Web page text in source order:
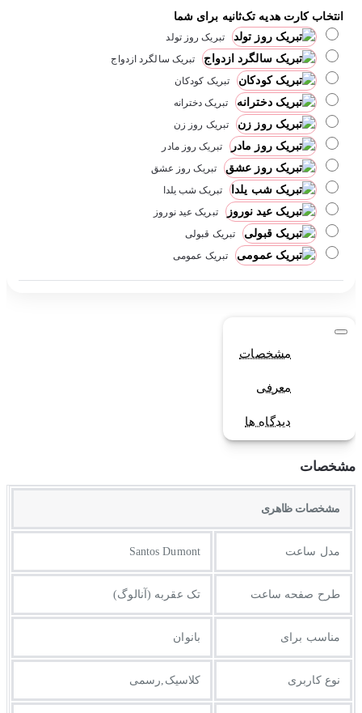
انتخاب کارت هدیه تک‌ثانیه برای شما
تبریک روز تولد
تبریک سالگرد ازدواج
تبریک کودکان
تبریک دخترانه
تبریک روز زن
تبریک روز مادر
تبریک روز عشق
تبریک شب یلدا
تبریک عید نوروز
تبریک قبولی
تبریک عمومی
مشخصات
معرفی
دیدگاه ها
مشخصات
مشخصات ظاهری
مدل ساعت Santos Dumont
طرح صفحه ساعت تک عقربه (آنالوگ)
مناسب برای بانوان
نوع کاربری کلاسیک,رسمی